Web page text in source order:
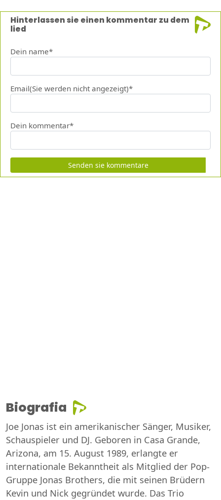
Hinterlassen sie einen kommentar zu dem
lied
Dein name*
Email(Sie werden nicht angezeigt)*
Dein kommentar*
Senden sie kommentare
Biografia
Joe Jonas ist ein amerikanischer Sänger, Musiker,
Schauspieler und DJ. Geboren in Casa Grande,
Arizona, am 15. August 1989, erlangte er
internationale Bekanntheit als Mitglied der Pop-
Gruppe Jonas Brothers, die mit seinen Brüdern
Kevin und Nick gegründet wurde. Das Trio